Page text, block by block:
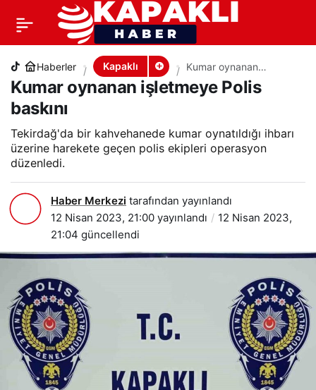
Haberler Kapaklı
Kumar oynanan
işletmeye Polis baskını
Kumar oynanan işletmeye Polis
baskını
Tekirdağ'da bir kahvehanede kumar oynatıldığı ihbarı
üzerine harekete geçen polis ekipleri operasyon
düzenledi.
Haber Merkezi tarafından yayınlandı
12 Nisan 2023, 21:00 yayınlandı
12 Nisan 2023,
21:04 güncellendi
Kumar oynanan işletmeye Polis baskını